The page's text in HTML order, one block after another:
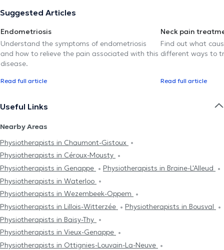
Suggested Articles
Endometriosis
Understand the symptoms of endometriosis
and how to relieve the pain associated with this
disease.
Read full article
Neck pain
Find out what
different ways to
Read full article
Useful Links
Nearby Areas
Physiotherapists in Chaumont-Gistoux
Physiotherapists in Céroux-Mousty
Physiotherapists in Genappe
Physiotherapists in Braine-L'Alleud
Physiotherapists in Waterloo
Physiotherapists in Wezembeek-Oppem
Physiotherapists in Lillois-Witterzée
Physiotherapists in Bousval
Physiotherapists in Baisy-Thy
Physiotherapists in Vieux-Genappe
Physiotherapists in Ottignies-Louvain-La-Neuve